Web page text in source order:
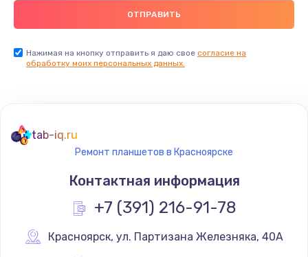
Заказать
Замена видеокарты
2045 руб.
Заказать
Ремонт разъема питания
Нажимая на кнопку отправить я даю свое согласие на
обработку моих персональных данных.
tab-iq.ru
Ремонт планшетов в Красноярске
Контактная информация
+7 (391) 216-91-78
Красноярск, ул. Партизана Железняка, 40А